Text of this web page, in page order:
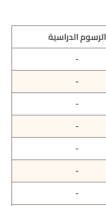
الرسوم الدراسية
-
-
-
-
-
-
-